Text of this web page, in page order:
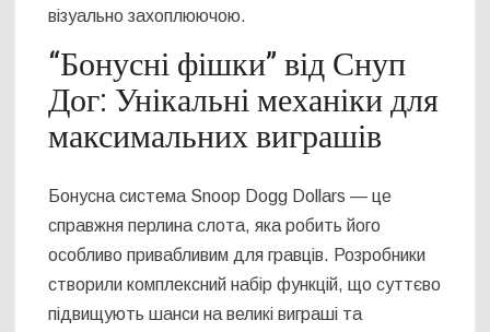
візуально захоплюючою.
“Бонусні фішки” від Снуп
Дог: Унікальні механіки для
максимальних виграшів
Бонусна система Snoop Dogg Dollars — це
справжня перлина слота, яка робить його
особливо привабливим для гравців. Розробники
створили комплексний набір функцій, що суттєво
підвищують шанси на великі виграші та